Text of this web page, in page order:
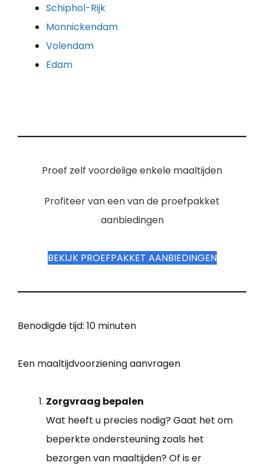
Schiphol-Rijk
Monnickendam
Volendam
Edam
Proef zelf voordelige enkele maaltijden
Profiteer van een van de proefpakket
aanbiedingen
BEKIJK PROEFPAKKET AANBIEDINGEN
Benodigde tijd: 10 minuten
Een maaltijdvoorziening aanvragen
Zorgvraag bepalen
Wat heeft u precies nodig? Gaat het om
beperkte ondersteuning zoals het
bezorgen van maaltijden? Of is er